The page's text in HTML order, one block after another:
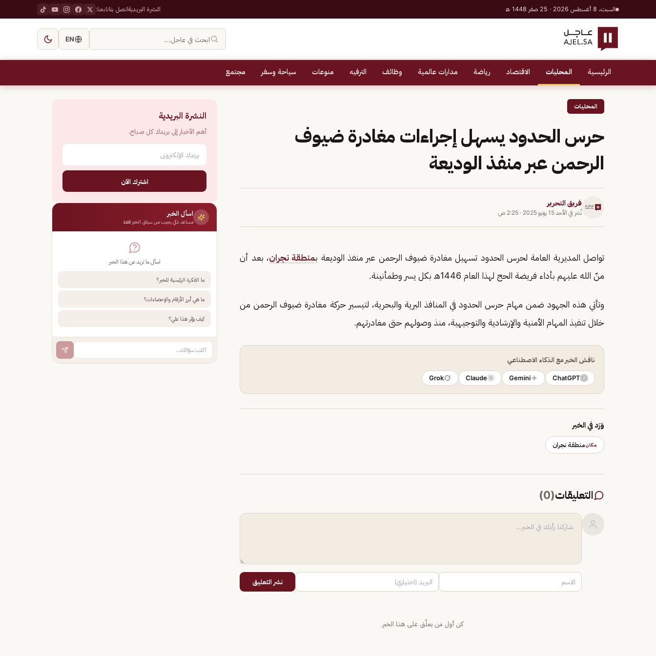
السبت، 8 أغسطس 2026 · 25 صفر 1448 هـ النشرة البريديةاتصل بناتابعنا:
ابحث في عاجل… EN
الرئيسية المحليات الاقتصاد رياضة مدارات عالمية وظائف الترفيه منوعات سياحة وسفر مجتمع
المحليات
حرس الحدود يسهل إجراءات مغادرة ضيوف
الرحمن عبر منفذ الوديعة
فريق التحرير
نُشر في الأحد 15 يونيو 2025 · 2:25 ص
تواصل المديرية العامة لحرس الحدود تسهيل مغادرة ضيوف الرحمن عبر منفذ الوديعة بمنطقة نجران، بعد أن
منّ الله عليهم بأداء فريضة الحج لهذا العام 1446هـ بكل يسر وطمأنينة.
وتأتي هذه الجهود ضمن مهام حرس الحدود في المنافذ البرية والبحرية، لتيسير حركة مغادرة ضيوف الرحمن من
خلال تنفيذ المهام الأمنية والإرشادية والتوجيهية، منذ وصولهم حتى مغادرتهم.
ناقش الخبر مع الذكاء الاصطناعي
ChatGPT
Gemini
Claude
Grok
وَرَد في الخبر
مكانمنطقة نجران
التعليقات(
0
)
نشر التعليق
كن أول من يعلّق على هذا الخبر.
النشرة البريدية
أهم الأخبار إلى بريدك كل صباح.
اشترك الآن
اسأل الخبر
مساعد ذكي يجيب من سياق الخبر فقط
اسأل ما تريد عن هذا الخبر
ما الفكرة الرئيسية للخبر؟
ما هي أبرز الأرقام والإحصاءات؟
كيف يؤثر هذا علي؟